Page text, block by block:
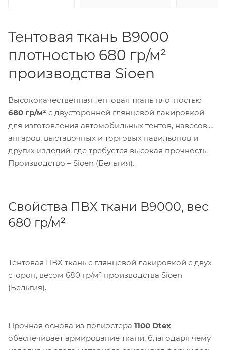
Тентовая ткань B9000
плотностью 680 гр/м²
производства Sioen
Высококачественная тентовая ткань плотностью
680 гр/м² с двусторонней глянцевой лакировкой
для изготовления автомобильных тентов, навесов,
ангаров, выставочных и торговых павильонов и
других изделий, где требуется высокая прочность.
Производство – Sioen (Бельгия).
Свойства ПВХ ткани B9000, вес
680 гр/м²
Тентовая ПВХ ткань с глянцевой лакировкой с двух
сторон, весом 680 гр/м² производства Sioen
(Бельгия).
Прочная основа из полиэстера 1100 Dtex
обеспечивает армирование ткани, благодаря чему